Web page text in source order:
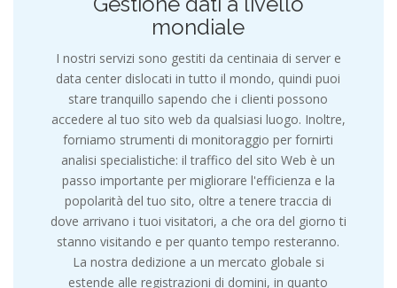
mondiale
I nostri servizi sono gestiti da centinaia di server e
data center dislocati in tutto il mondo, quindi puoi
stare tranquillo sapendo che i clienti possono
accedere al tuo sito web da qualsiasi luogo. Inoltre,
forniamo strumenti di monitoraggio per fornirti
analisi specialistiche: il traffico del sito Web è un
passo importante per migliorare l'efficienza e la
popolarità del tuo sito, oltre a tenere traccia di
dove arrivano i tuoi visitatori, a che ora del giorno ti
stanno visitando e per quanto tempo resteranno.
La nostra dedizione a un mercato globale si
estende alle registrazioni di domini, in quanto